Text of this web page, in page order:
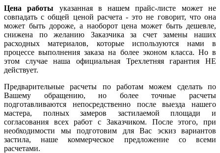
Цена работы указанная в нашем прайс-листе может не
совпадать с общей ценой расчета - это не говорит, что она
может быть дороже, а наоборот цена может быть дешевле,
снижена по желанию Заказчика за счет замены наших
расходных материалов, которые используются нами в
процессе выполнения заказа на более эконом класса. Но в
этом случае наша официальная Трехлетняя гарантия НЕ
действует.
Предварительные расчеты по работам можем сделать по
Вашему обращению, но более точные расчеты
подготавливаются непосредственно после выезда нашего
мастера, полных замеров застилаемой площади и
согласования всех работ с Заказчиком. После этого, при
необходимости мы подготовим для Вас эскиз вариантов
застила, наше коммерческое предложение со всеми
расчетами.